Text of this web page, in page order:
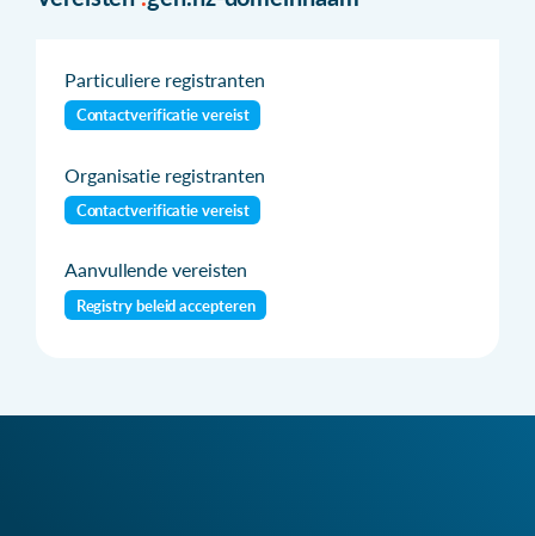
Particuliere registranten
Contactverificatie vereist
Organisatie registranten
Contactverificatie vereist
Aanvullende vereisten
Registry beleid accepteren